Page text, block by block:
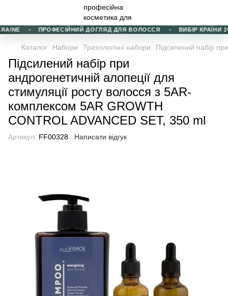
ПРОФЕСІЙНИЙ ДОГЛЯД ДЛЯ ВОЛОССЯ ВИБІР КРАЇНИ
Каталог Набори Трихологічні набори Підсилений набір
Підсилений набір при
андрогенетичній алопеції для
стимуляції росту волосся з 5AR-
комплексом 5AR GROWTH
CONTROL ADVANCED SET, 350 ml
Артикул: FF00328 Написати відгук